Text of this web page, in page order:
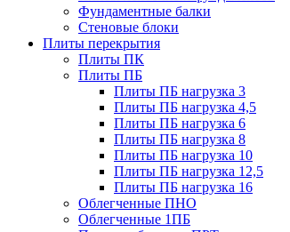
Фундаментные балки
Стеновые блоки
Плиты перекрытия
Плиты ПК
Плиты ПБ
Плиты ПБ нагрузка 3
Плиты ПБ нагрузка 4,5
Плиты ПБ нагрузка 6
Плиты ПБ нагрузка 8
Плиты ПБ нагрузка 10
Плиты ПБ нагрузка 12,5
Плиты ПБ нагрузка 16
Облегченные ПНО
Облегченные 1ПБ